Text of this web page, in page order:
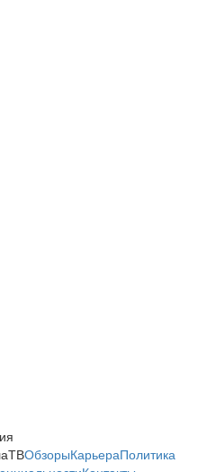
ОбзорыКарьераПолитика